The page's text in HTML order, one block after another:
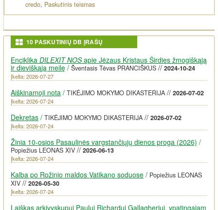
credo, Paskutinis teismas
10 PASKUTINIŲ DB ĮRAŠŲ
Enciklika DILEXIT NOSapie Jėzaus Kristaus Širdies žmogiškąją
ir dieviškąją meilę / Šventasis Tėvas PRANCIŠKUS // 2024-10-24
Įkelta: 2026-07-27
Aiškinamoji nota / TIKĖJIMO MOKYMO DIKASTERIJA // 2026-07-02
Įkelta: 2026-07-24
Dekretas / TIKĖJIMO MOKYMO DIKASTERIJA // 2026-07-02
Įkelta: 2026-07-24
Žinia 10-osios Pasaulinės vargstančiųjų dienos proga (2026) /
Popiežius LEONAS XIV // 2026-06-13
Įkelta: 2026-07-24
Kalba po Rožinio maldos Vatikano soduose / Popiežius LEONAS
XIV // 2026-05-30
Įkelta: 2026-07-24
Laiškas arkivyskupui Paului Richardui Gallagheriui, ypatingajam